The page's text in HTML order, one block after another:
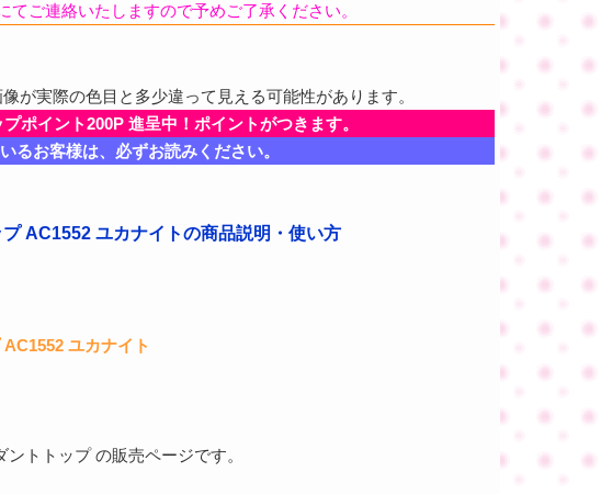
ご連絡いたしますので予めご了承ください。
実際の色目と多少違って見える可能性があります。
イント200P 進呈中！ポイントがつきます。
お客様は、必ずお読みください。
AC1552 ユカナイトの商品説明・使い方
ユカナイト
トトップ の販売ページです。